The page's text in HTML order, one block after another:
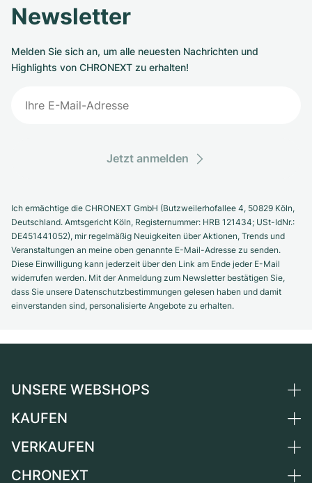
Newsletter
Melden Sie sich an, um alle neuesten Nachrichten und
Highlights von CHRONEXT zu erhalten!
Jetzt anmelden
Ich ermächtige die CHRONEXT GmbH (Butzweilerhofallee 4, 50829 Köln,
Deutschland. Amtsgericht Köln, Registernummer: HRB 121434; USt-IdNr.:
DE451441052), mir regelmäßig Neuigkeiten über Aktionen, Trends und
Veranstaltungen an meine oben genannte E-Mail-Adresse zu senden.
Diese Einwilligung kann jederzeit über den Link am Ende jeder E-Mail
widerrufen werden. Mit der Anmeldung zum Newsletter bestätigen Sie,
dass Sie unsere Datenschutzbestimmungen gelesen haben und damit
einverstanden sind, personalisierte Angebote zu erhalten.
UNSERE WEBSHOPS
Deutschland
KAUFEN
Alle Luxusuhren
VERKAUFEN
Uhr verkaufen
CHRONEXT